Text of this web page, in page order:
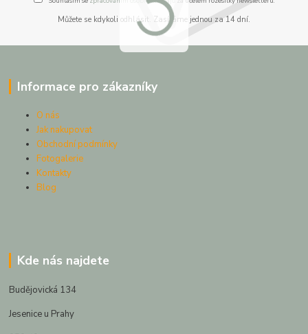
Můžete se kdykoli odhlásit. Zasíláme jednou za 14 dní.
Informace pro zákazníky
O nás
Jak nakupovat
Obchodní podmínky
Fotogalerie
Kontakty
Blog
Kde nás najdete
Budějovická 134
Jesenice u Prahy